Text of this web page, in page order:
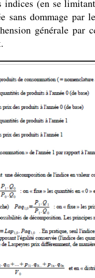
indices (en se
sans dommage par
générale